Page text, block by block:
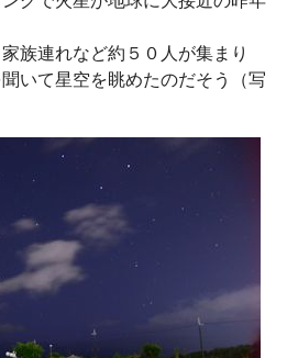
族連れなど約５０人が集まり
いて星空を眺めたのだそう（写